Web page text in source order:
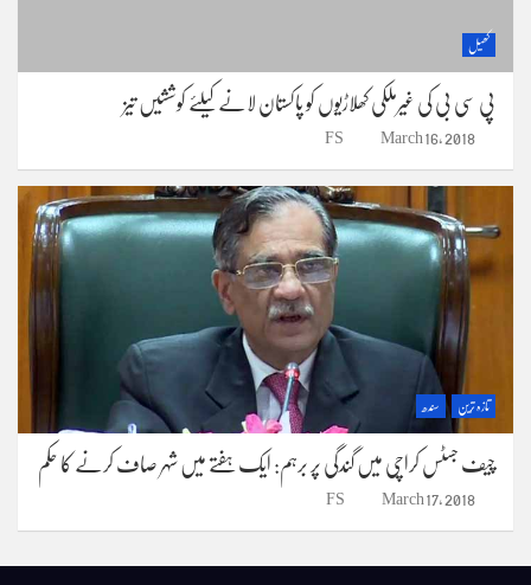
کھیل
پی سی بی کی غیرملکی کھلاڑیوں کو پاکستان لانے کیلئے کوششیں تیز
March 16, 2018
FS
تازہ ترین سندھ
چیف جسٹس کراچی میں گندگی پر برہم: ایک ہفتے میں شہر صاف کرنے کا حکم
March 17, 2018
FS